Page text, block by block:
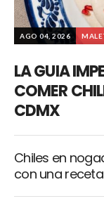
AGO 04, 2026
LA GUIA
COMER
CDMX
Chiles en
con una receta